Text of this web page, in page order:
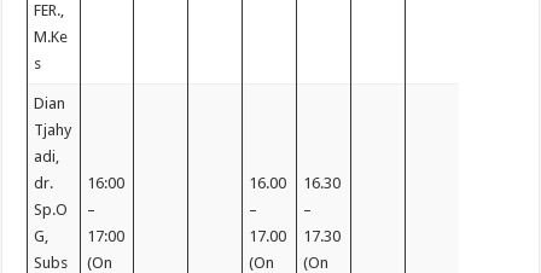
FER.,
M.Ke
s
Dian
Tjahy
adi,
dr.
Sp.O
G,
Subs
16:00
–
17:00
(On
16.00
–
17.00
(On
16.30
–
17.30
(On